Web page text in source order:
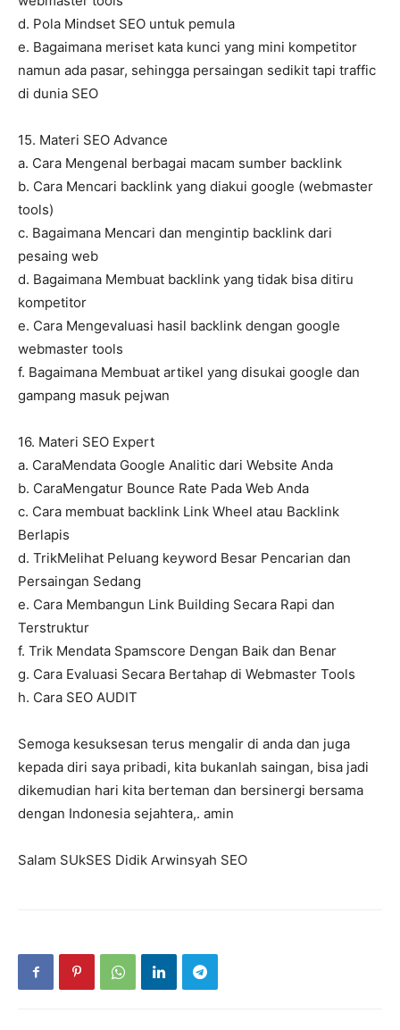
d. Pola Mindset SEO untuk pemula
e. Bagaimana meriset kata kunci yang mini kompetitor
namun ada pasar, sehingga persaingan sedikit tapi traffic
di dunia SEO
15. Materi SEO Advance
a. Cara Mengenal berbagai macam sumber backlink
b. Cara Mencari backlink yang diakui google (webmaster
tools)
c. Bagaimana Mencari dan mengintip backlink dari
pesaing web
d. Bagaimana Membuat backlink yang tidak bisa ditiru
kompetitor
e. Cara Mengevaluasi hasil backlink dengan google
webmaster tools
f. Bagaimana Membuat artikel yang disukai google dan
gampang masuk pejwan
16. Materi SEO Expert
a. CaraMendata Google Analitic dari Website Anda
b. CaraMengatur Bounce Rate Pada Web Anda
c. Cara membuat backlink Link Wheel atau Backlink
Berlapis
d. TrikMelihat Peluang keyword Besar Pencarian dan
Persaingan Sedang
e. Cara Membangun Link Building Secara Rapi dan
Terstruktur
f. Trik Mendata Spamscore Dengan Baik dan Benar
g. Cara Evaluasi Secara Bertahap di Webmaster Tools
h. Cara SEO AUDIT
Semoga kesuksesan terus mengalir di anda dan juga
kepada diri saya pribadi, kita bukanlah saingan, bisa jadi
dikemudian hari kita berteman dan bersinergi bersama
dengan Indonesia sejahtera,. amin
Salam SUkSES Didik Arwinsyah SEO